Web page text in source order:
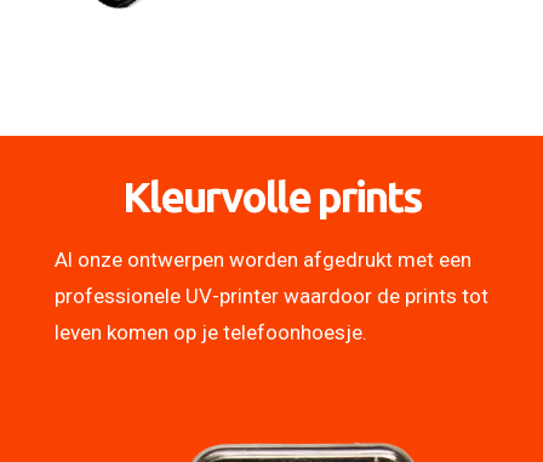
Kleurvolle prints
Al onze ontwerpen worden afgedrukt met een
professionele UV-printer waardoor de prints tot
leven komen op je telefoonhoesje.